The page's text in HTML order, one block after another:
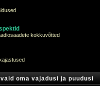
kokkuvõtted
oma vajadusi ja puudusi